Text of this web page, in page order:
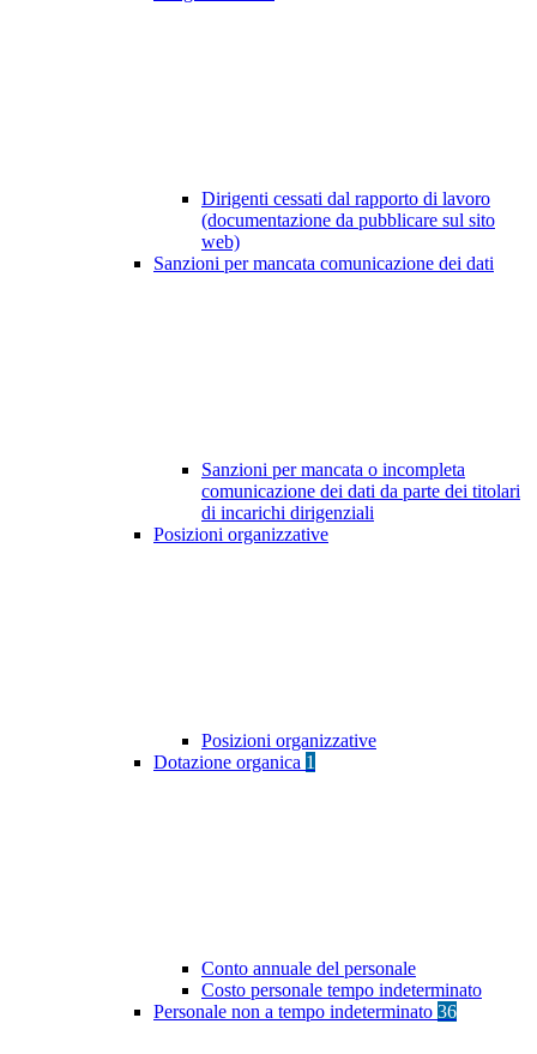
Dirigenti cessati dal rapporto di lavoro
(documentazione da pubblicare sul sito
web)
Sanzioni per mancata comunicazione dei dati
Sanzioni per mancata o incompleta
comunicazione dei dati da parte dei titolari
di incarichi dirigenziali
Posizioni organizzative
Posizioni organizzative
Dotazione organica 1
Conto annuale del personale
Costo personale tempo indeterminato
Personale non a tempo indeterminato 36